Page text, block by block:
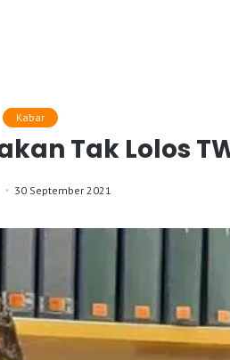
Kabar
Tak Lolos
30 September 2021